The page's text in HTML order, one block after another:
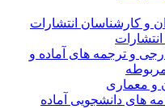
و کارشناسان انتشارات
و ترجمه های آماده و
معماری
های دانشجویی آماده